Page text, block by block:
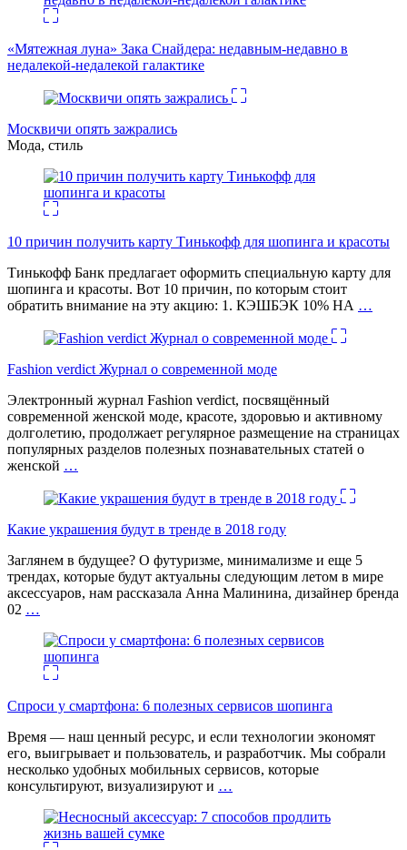
«Мятежная луна» Зака Снайдера: недавным-недавно в
недалекой-недалекой галактике
Москвичи опять зажрались
Мода, стиль
10 причин получить карту Тинькофф для шопинга и красоты
Тинькофф Банк предлагает оформить специальную карту для
шопинга и красоты. Вот 10 причин, по которым стоит
обратить внимание на эту акцию: 1. КЭШБЭК 10% НА …
Fashion verdict Журнал о современной моде
Электронный журнал Fashion verdict, посвящённый
современной женской моде, красоте, здоровью и активному
долголетию, продолжает регулярное размещение на страницах
популярных разделов полезных познавательных статей о
женской …
Какие украшения будут в тренде в 2018 году
Заглянем в будущее? О футуризме, минимализме и еще 5
трендах, которые будут актуальны следующим летом в мире
аксессуаров, нам рассказала Анна Малинина, дизайнер бренда
02 …
Спроси у смартфона: 6 полезных cервисов шопинга
Время — наш ценный ресурс, и если технологии экономят
его, выигрывает и пользователь, и разработчик. Мы собрали
несколько удобных мобильных сервисов, которые
консультируют, визуализируют и …